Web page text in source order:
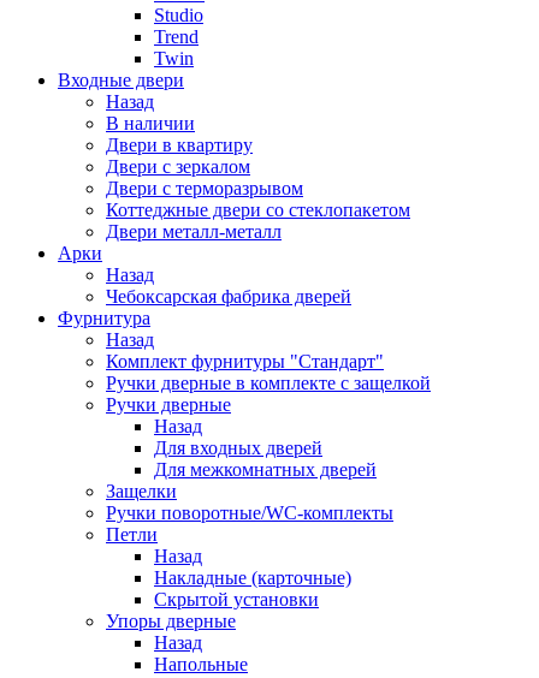
Studio
Trend
Twin
Входные двери
Назад
В наличии
Двери в квартиру
Двери с зеркалом
Двери с терморазрывом
Коттеджные двери со стеклопакетом
Двери металл-металл
Арки
Назад
Чебоксарская фабрика дверей
Фурнитура
Назад
Комплект фурнитуры "Стандарт"
Ручки дверные в комплекте с защелкой
Ручки дверные
Назад
Для входных дверей
Для межкомнатных дверей
Защелки
Ручки поворотные/WC-комплекты
Петли
Назад
Накладные (карточные)
Скрытой установки
Упоры дверные
Назад
Напольные